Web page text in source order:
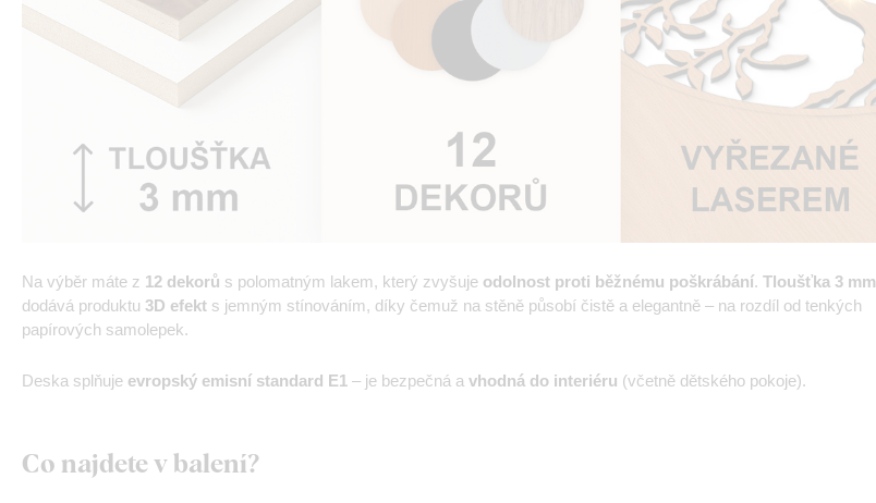
Na výběr máte z 12 dekorů s polomatným lakem, který zvyšuje odolnost proti běžnému poškrábání. Tloušťka 3 mm
dodává produktu 3D efekt s jemným stínováním, díky čemuž na stěně působí čistě a elegantně – na rozdíl od tenkých
papírových samolepek.
Deska splňuje evropský emisní standard E1 – je bezpečná a vhodná do interiéru (včetně dětského pokoje).
Co najdete v balení?